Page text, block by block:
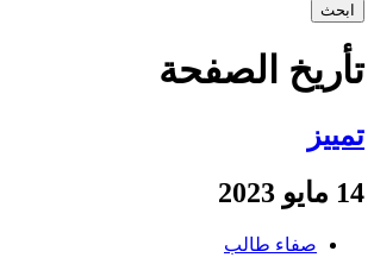
ابحث
تأريخ الصفحة
تمييز
14 مايو 2023
صفاء طالب